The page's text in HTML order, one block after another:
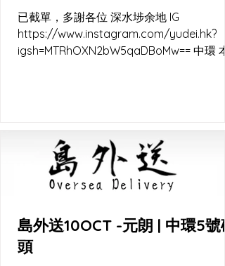
已截單，多謝各位 深水埗余地 IG
https://www.instagram.com/yudei.hk?
igsh=MTRhOXN2bW5qaDBoMw== 中環
靚。 外送及出爐通知 Instagram channel
https://www.instagram.com/channel/
6ADkaG-IPpnts/ WhatsApp channel
EWf6KWEKjJkJ7Jl00 WB_CC
島外送10OCT -元朗 | 中環5號
頭